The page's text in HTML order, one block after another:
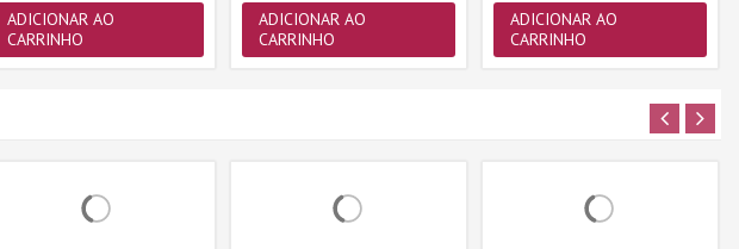
ADICIONAR AO
CARRINHO
ADICIONAR AO
CARRINHO
ADICIONAR AO
CARRINHO